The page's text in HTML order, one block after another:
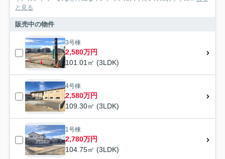
と見る
販売中の物件
3号棟
2,580万円
101.01㎡ (3LDK)
4号棟
2,580万円
109.30㎡ (3LDK)
1号棟
2,780万円
104.75㎡ (3LDK)